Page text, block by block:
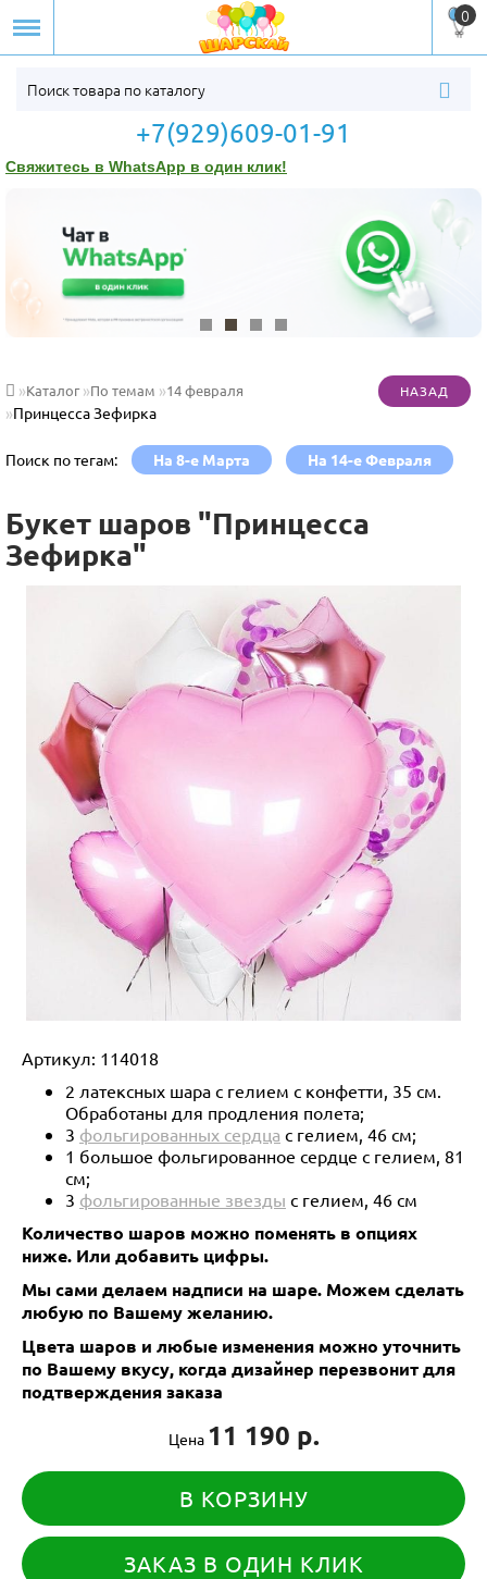
0
+7(929)609-01-91
Свяжитесь в WhatsApp в один клик!
Каталог По темам 14 февраля
Принцесса Зефирка
Поиск по тегам: На 8-е Марта На 14-е Февраля
Букет шаров "Принцесса
Зефирка"
Артикул: 114018
2 латексных шара с гелием с конфетти, 35 см.
Обработаны для продления полета;
3 фольгированных сердца с гелием, 46 см;
1 большое фольгированное сердце с гелием, 81
см;
3 фольгированные звезды с гелием, 46 см
Количество шаров можно поменять в опциях
ниже. Или добавить цифры.
Мы сами делаем надписи на шаре. Можем сделать
любую по Вашему желанию.
Цвета шаров и любые изменения можно уточнить
по Вашему вкусу, когда дизайнер перезвонит для
подтверждения заказа
Цена 11 190 р.
В КОРЗИНУ
ЗАКАЗ В ОДИН КЛИК